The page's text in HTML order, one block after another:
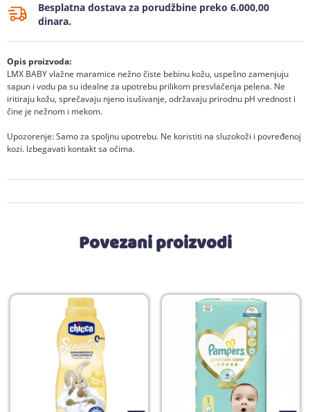
Besplatna dostava za porudžbine preko 6.000,00
dinara.
Opis proizvoda:
LMX BABY vlažne maramice nežno čiste bebinu kožu, uspešno zamenjuju
sapun i vodu pa su idealne za upotrebu prilikom presvlačenja pelena. Ne
iritiraju kožu, sprečavaju njeno isušivanje, održavaju prirodnu pH vrednost i
čine je nežnom i mekom.
Upozorenje: Samo za spoljnu upotrebu. Ne koristiti nа sluzokoži i povređenoj
kozi. lzbegavati kontakt ѕа očima.
Povezani proizvodi